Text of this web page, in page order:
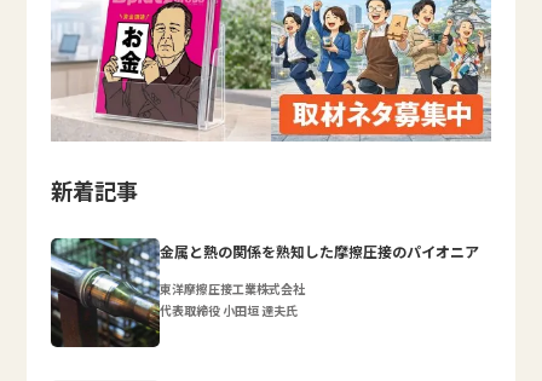
新着記事
金属と熱の関係を熟知した摩擦圧接のパイオニア
東洋摩擦圧接工業株式会社
代表取締役 小田垣 達夫氏